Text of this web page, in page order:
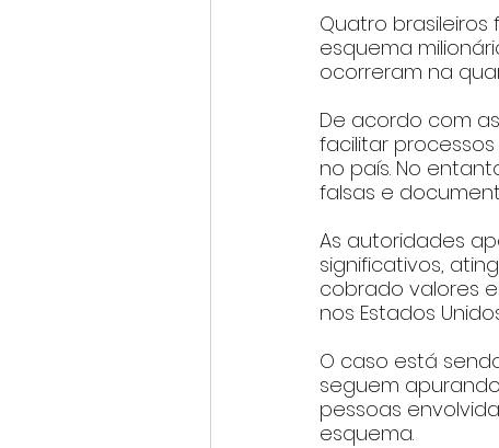
Quatro
esquema
ocorreram na
De acordo com
facilitar
no país. No
falsas e
As autoridades
significativos,
cobrado valores
nos Estados
O caso está
seguem
pessoas
esquema.